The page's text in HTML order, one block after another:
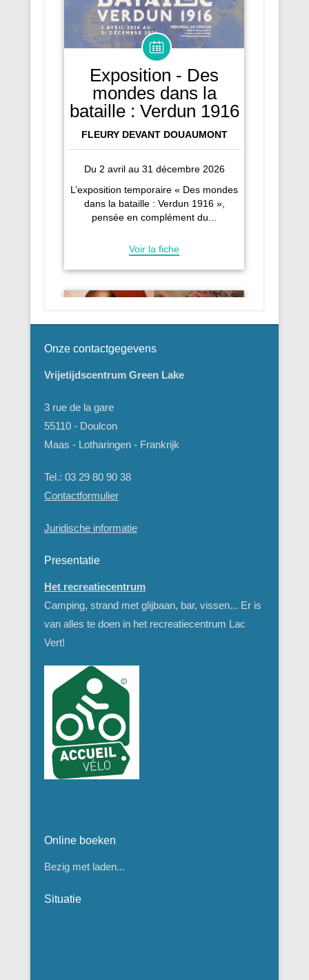
Onze contactgegevens
Vrijetijdscentrum Green Lake
3 rue de la gare
55110 - Doulcon
Maas - Lotharingen - Frankrijk
Tel.: 03 29 80 90 38
Contactformulier
Juridische informatie
Presentatie
Het recreatiecentrum
Camping, strand met glijbaan, bar, vissen... Er is
van alles te doen in het recreatiecentrum Lac
Vert!
Online boeken
Bezig met laden...
Situatie